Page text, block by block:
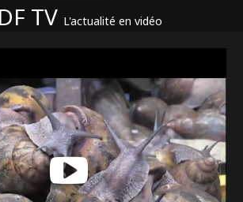
TV L'actualité en vidéo